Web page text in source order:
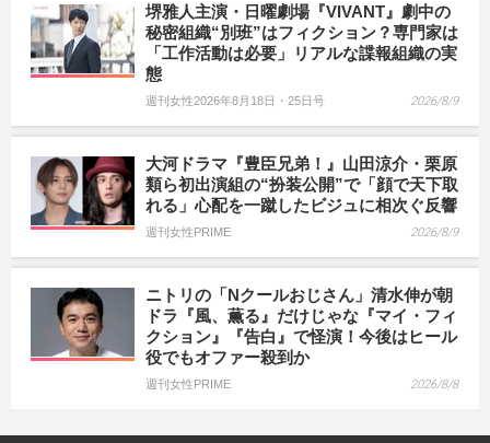
堺雅人主演・日曜劇場『VIVANT』劇中の
秘密組織“別班”はフィクション？専門家は
「工作活動は必要」リアルな諜報組織の実
態
週刊女性2026年8月18日・25日号 2026/8/9
大河ドラマ『豊臣兄弟！』山田涼介・栗原
類ら初出演組の“扮装公開”で「顔で天下取
れる」心配を一蹴したビジュに相次ぐ反響
週刊女性PRIME 2026/8/9
ニトリの「Nクールおじさん」清水伸が朝
ドラ『風、薫る』だけじゃな『マイ・フィ
クション』『告白』で怪演！今後はヒール
役でもオファー殺到か
週刊女性PRIME 2026/8/8